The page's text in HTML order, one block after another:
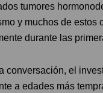
tumores
y muchos de estos
durante las
conversación, el
a edades más